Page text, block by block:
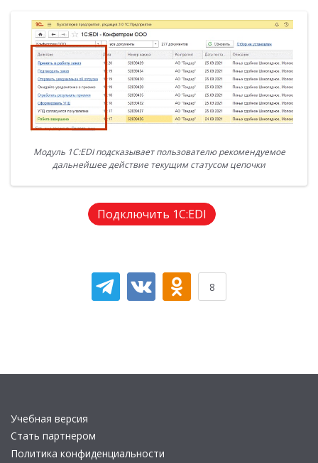
Модуль 1С:EDI подсказывает пользователю рекомендуемое
дальнейшее действие текущим статусом цепочки
Подключить 1С:EDI
8
Учебная версия
Стать партнером
Политика конфиденциальности